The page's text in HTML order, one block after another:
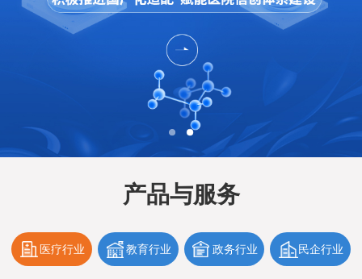
产品与服务
医疗行业 教育行业 政务行业 民企行业